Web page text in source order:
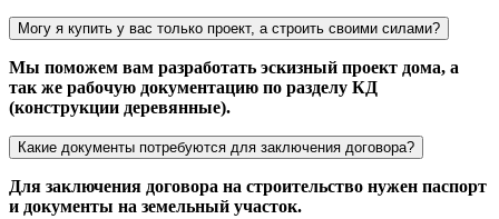
Могу я купить у вас только проект, а строить своими силами?
Мы поможем вам разработать эскизный проект дома, а
так же рабочую документацию по разделу КД
(конструкции деревянные).
Какие документы потребуются для заключения договора?
Для заключения договора на строительство нужен паспорт
и документы на земельный участок.